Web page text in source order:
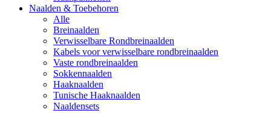
Naalden & Toebehoren
Alle
Breinaalden
Verwisselbare Rondbreinaalden
Kabels voor verwisselbare rondbreinaalden
Vaste rondbreinaalden
Sokkennaalden
Haaknaalden
Tunische Haaknaalden
Naaldensets